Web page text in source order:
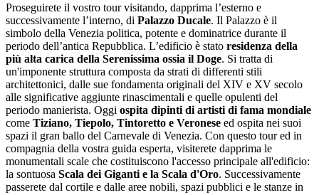
Proseguirete il vostro tour visitando, dapprima l’esterno e
successivamente l’interno, di Palazzo Ducale. Il Palazzo è il
simbolo della Venezia politica, potente e dominatrice durante il
periodo dell’antica Repubblica. L’edificio è stato residenza della
più alta carica della Serenissima ossia il Doge. Si tratta di
un'imponente struttura composta da strati di differenti stili
architettonici, dalle sue fondamenta originali del XIV e XV secolo
alle significative aggiunte rinascimentali e quelle opulenti del
periodo manierista. Oggi ospita dipinti di artisti di fama mondiale
come Tiziano, Tiepolo, Tintoretto e Veronese ed ospita nei suoi
spazi il gran ballo del Carnevale di Venezia. Con questo tour ed in
compagnia della vostra guida esperta, visiterete dapprima le
monumentali scale che costituiscono l'accesso principale all'edificio:
la sontuosa Scala dei Giganti e la Scala d'Oro. Successivamente
passerete dal cortile e dalle aree nobili, spazi pubblici e le stanze in